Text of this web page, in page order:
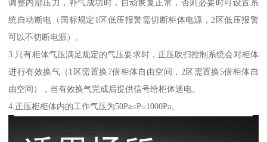
调整内部压力，补气成功时，自动恢复正常，否则必要时可设置系
统自动断电（国标规定1区低压报警需切断柜体电源，2区低压报警
可以不切断电源）。
3.只有柜体气压满足规定的气压要求时，正压吹扫控制系统会对柜体
进行有效换气（1区需置换7倍柜体自由空间，2区需置换5倍柜体自
由空间），当有效换气完成后提供信号给柜体送电。
4.正压柜柜体内的工作气压为50Pa≤P≤1000Pa。